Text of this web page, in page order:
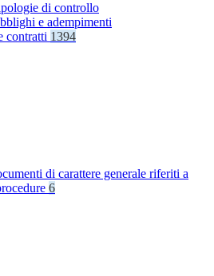
di controllo
e adempimenti
contratti 1394
di carattere generale riferiti a
6